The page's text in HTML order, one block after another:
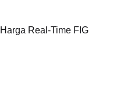
Harga Real-Time FIG